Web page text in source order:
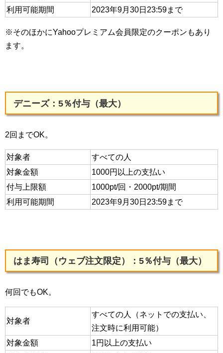
利用可能期間
2023年9月30日23:59まで
※そのほかにYahooプレミアム会員限定のクーポンもあり
ます。
デニーズ：5％付与（最大）
2回までOK。
対象者
すべての人
対象金額
1000円以上の支払い
付与上限額
1000pt/回・2000pt/期間
利用可能期間
2023年9月30日23:59まで
はま寿司（ウェブ注文限定）：5％付与（最大）
何回でもOK。
対象者
すべての人（ネットでの支払い、
注文時に利用可能）
対象金額
1円以上の支払い